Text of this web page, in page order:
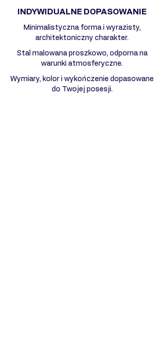
INDYWIDUALNE DOPASOWANIE
Minimalistyczna forma i wyrazisty,
architektoniczny charakter.
Stal malowana proszkowo, odporna na
warunki atmosferyczne.
Wymiary, kolor i wykończenie dopasowane
do Twojej posesji.